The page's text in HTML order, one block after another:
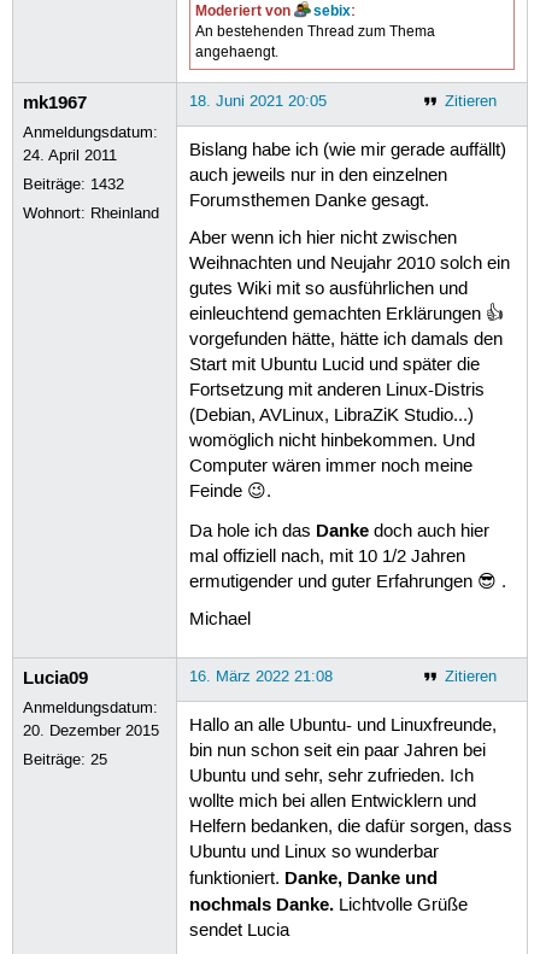
Moderiert von sebix:
An bestehenden Thread zum Thema
angehaengt.
mk1967
Anmeldungsdatum:
24. April 2011
Beiträge: 1432
Wohnort: Rheinland
Zitieren
18. Juni 2021 20:05
Bislang habe ich (wie mir gerade auffällt)
auch jeweils nur in den einzelnen
Forumsthemen Danke gesagt.
Aber wenn ich hier nicht zwischen
Weihnachten und Neujahr 2010 solch ein
gutes Wiki mit so ausführlichen und
einleuchtend gemachten Erklärungen 👍
vorgefunden hätte, hätte ich damals den
Start mit Ubuntu Lucid und später die
Fortsetzung mit anderen Linux-Distris
(Debian, AVLinux, LibraZiK Studio...)
womöglich nicht hinbekommen. Und
Computer wären immer noch meine
Feinde 😉.
Da hole ich das Dankedoch auch hier
mal offiziell nach, mit 10 1/2 Jahren
ermutigender und guter Erfahrungen 😎 .
Michael
Lucia09
Anmeldungsdatum:
20. Dezember 2015
Beiträge:25
Zitieren
16. März 2022 21:08
Hallo an alle Ubuntu- und Linuxfreunde,
bin nun schon seit ein paar Jahren bei
Ubuntu und sehr, sehr zufrieden. Ich
wollte mich bei allen Entwicklern und
Helfern bedanken, die dafür sorgen, dass
Ubuntu und Linux so wunderbar
funktioniert. Danke, Danke und
nochmals Danke.Lichtvolle Grüße
sendet Lucia